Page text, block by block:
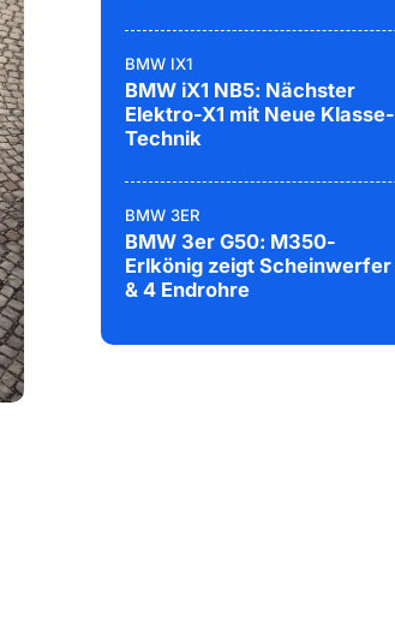
BMW IX1
BMW iX1 NB5: Nächster
Elektro-X1 mit Neue Klasse-
Technik
BMW 3ER
BMW 3er G50: M350-
Erlkönig zeigt Scheinwerfer
& 4 Endrohre